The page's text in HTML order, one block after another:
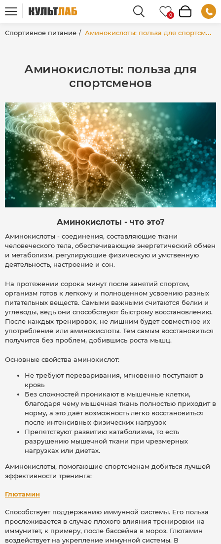
Спортивное питание Аминокислоты: польза для спортсменов
Аминокислоты: польза для
спортсменов
Аминокислоты - что это?
Аминокислоты - соединения, составляющие ткани
человеческого тела, обеспечивающие энергетический обмен
и метаболизм, регулирующие физическую и умственную
деятельность, настроение и сон.
На протяжении сорока минут после занятий спортом,
организм готов к легкому и полноценном усвоению разных
питательных веществ. Самыми важными считаются белки и
углеводы, ведь они способствуют быстрому восстановлению.
После каждых тренировок, не лишним будет совместное их
употребление или аминокислоты. Тем самым восстановиться
получится без проблем, добившись роста мышц.
Основные свойства аминокислот:
Не требуют переваривания, мгновенно поступают в
кровь
Без сложностей проникают в мышечные клетки,
благодаря чему мышечная ткань полностью приходит в
норму, а это даёт возможность легко восстановиться
после интенсивных физических нагрузок
Препятствуют развитию катаболизма, то есть
разрушению мышечной ткани при чрезмерных
нагрузках или диетах.
Аминокислоты, помогающие спортсменам добиться лучшей
эффективности тренинга:
Глютамин
Способствует поддержанию иммунной системы. Его польза
прослеживается в случае плохого влияния тренировки на
иммунитет, к примеру, после бассейна в мороз. Глютамин
воздействует на укрепление иммунной системы. В